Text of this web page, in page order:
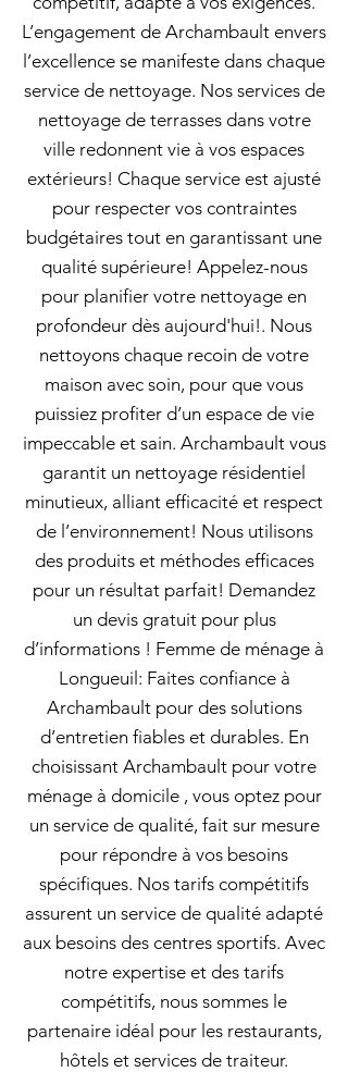
L’engagement de Archambault envers
l’excellence se manifeste dans chaque
service de nettoyage. Nos services de
nettoyage de terrasses dans votre
ville redonnent vie à vos espaces
extérieurs! Chaque service est ajusté
pour respecter vos contraintes
budgétaires tout en garantissant une
qualité supérieure! Appelez-nous
pour planifier votre nettoyage en
profondeur dès aujourd'hui!. Nous
nettoyons chaque recoin de votre
maison avec soin, pour que vous
puissiez profiter d’un espace de vie
impeccable et sain. Archambault vous
garantit un nettoyage résidentiel
minutieux, alliant efficacité et respect
de l’environnement! Nous utilisons
des produits et méthodes efficaces
pour un résultat parfait! Demandez
un devis gratuit pour plus
d’informations ! Femme de ménage à
Longueuil: Faites confiance à
Archambault pour des solutions
d’entretien fiables et durables. En
choisissant Archambault pour votre
ménage à domicile , vous optez pour
un service de qualité, fait sur mesure
pour répondre à vos besoins
spécifiques. Nos tarifs compétitifs
assurent un service de qualité adapté
aux besoins des centres sportifs. Avec
notre expertise et des tarifs
compétitifs, nous sommes le
partenaire idéal pour les restaurants,
hôtels et services de traiteur.